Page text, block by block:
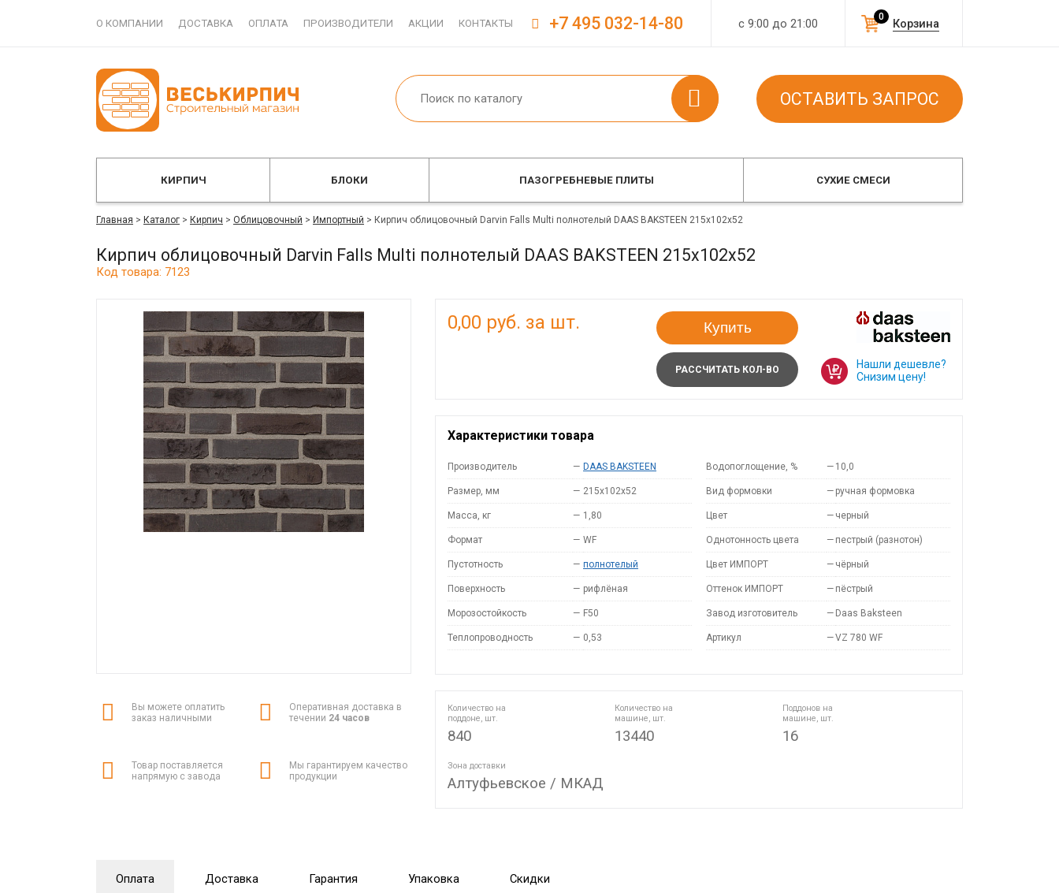
О КОМПАНИИ ДОСТАВКА ОПЛАТА ПРОИЗВОДИТЕЛИ АКЦИИ КОНТАКТЫ с 9:00 до 21:00 Корзина
0
+7 495 032-14-80
ОСТАВИТЬ ЗАПРОС
КИРПИЧ БЛОКИ ПАЗОГРЕБНЕВЫЕ ПЛИТЫ СУХИЕ СМЕСИ
Главная > Каталог > Кирпич > Облицовочный > Импортный > Кирпич облицовочный Darvin Falls Multi полнотелый DAAS BAKSTEEN 215x102x52
Кирпич облицовочный Darvin Falls Multi полнотелый DAAS BAKSTEEN 215x102x52
Код товара: 7123
Вы можете оплатить
заказ наличными
Оперативная доставка в
течении 24 часов
Товар поставляется
напрямую с завода
Мы гарантируем качество
продукции
0,00 руб. за шт. Купить
РАССЧИТАТЬ КОЛ-ВО
Нашли дешевле?
Снизим цену!
Характеристики товара
Производитель — DAAS BAKSTEEN
Размер, мм — 215x102x52
Масса, кг — 1,80
Формат — WF
Пустотность — полнотелый
Поверхность — рифлёная
Морозостойкость — F50
Теплопроводность — 0,53
Водопоглощение, % — 10,0
Вид формовки — ручная формовка
Цвет — черный
Однотонность цвета — пестрый (разнотон)
Цвет ИМПОРТ — чёрный
Оттенок ИМПОРТ — пёстрый
Завод изготовитель — Daas Baksteen
Артикул —VZ 780 WF
Количество на
поддоне, шт.
840
Количество на
машине, шт.
13440
Поддонов на
машине, шт.
16
Зона доставки
Алтуфьевское / МКАД
Оплата Доставка Гарантия Упаковка Скидки